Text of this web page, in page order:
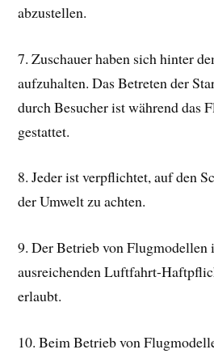
abzustellen.
7. Zuschauer haben sich hinter
aufzuhalten. Das Betreten der
durch Besucher ist während das
gestattet.
8. Jeder ist verpflichtet, auf den
der Umwelt zu achten.
9. Der Betrieb von Flugmodellen
ausreichenden Luftfahrt-
erlaubt.
10. Beim Betrieb von